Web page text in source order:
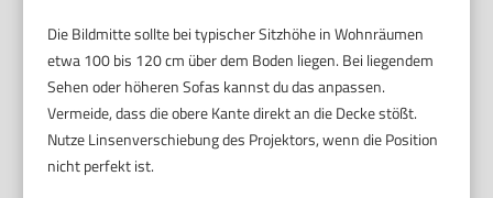
Die Bildmitte sollte bei typischer Sitzhöhe in Wohnräumen
etwa 100 bis 120 cm über dem Boden liegen. Bei liegendem
Sehen oder höheren Sofas kannst du das anpassen.
Vermeide, dass die obere Kante direkt an die Decke stößt.
Nutze Linsenverschiebung des Projektors, wenn die Position
nicht perfekt ist.